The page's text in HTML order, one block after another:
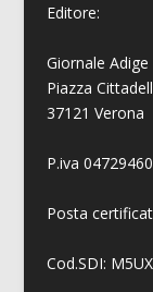
Editore:
Giornale Adige
Piazza
37121 Verona
P.iva
Posta
Cod.SDI: